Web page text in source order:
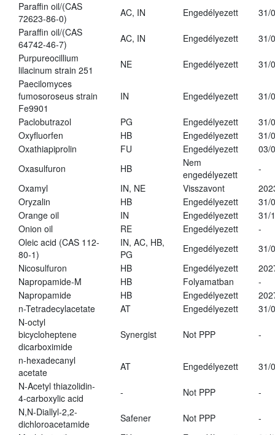
Paraffin oil/(CAS
72623-86-0)
AC, IN Engedélyezett
31/
Paraffin oil/(CAS
64742-46-7)
AC, IN Engedélyezett
31/
Purpureocillium
lilacinum strain 251
NE Engedélyezett
31/
Paecilomyces
fumosoroseus strain
Fe9901
IN Engedélyezett 31/
Paclobutrazol PG Engedélyezett
31/
Oxyfluorfen
HB Engedélyezett
31/
Oxathiapiprolin
FU Engedélyezett
03/
Oxasulfuron
HB
Nem
engedélyezett
-
Oxamyl
IN, NE Visszavont
Oryzalin
HB Engedélyezett
31/
Orange oil
IN Engedélyezett
31/
Onion oil
RE Engedélyezett
-
Oleic acid (CAS 112-
80-1)
IN, AC, HB,
PG
Engedélyezett
31/
Nicosulfuron
HB Engedélyezett
Napropamide-M
HB Folyamatban
-
Napropamide
HB Engedélyezett
n-Tetradecylacetate
AT Engedélyezett
31/
N-octyl
bicycloheptene
dicarboximide
Synergist Not PPP -
n-hexadecanyl
acetate
AT Engedélyezett
31/
N-Acetyl thiazolidin-
4-carboxylic acid
- Not PPP
-
N,N-Diallyl-2,2-
dichloroacetamide
Safener Not PPP
-